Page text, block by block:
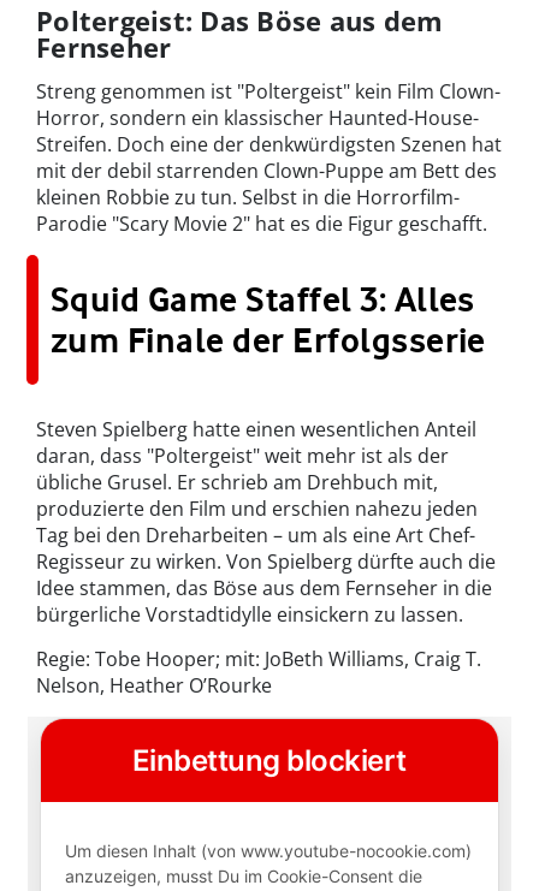
Poltergeist: Das Böse aus dem
Fernseher
Streng genommen ist "Poltergeist" kein Film Clown-
Horror, sondern ein klassischer Haunted-House-
Streifen. Doch eine der denkwürdigsten Szenen hat
mit der debil starrenden Clown-Puppe am Bett des
kleinen Robbie zu tun. Selbst in die Horrorfilm-
Parodie "Scary Movie 2" hat es die Figur geschafft.
Squid Game Staffel 3: Alles
zum Finale der Erfolgsserie
Steven Spielberg hatte einen wesentlichen Anteil
daran, dass "Poltergeist" weit mehr ist als der
übliche Grusel. Er schrieb am Drehbuch mit,
produzierte den Film und erschien nahezu jeden
Tag bei den Dreharbeiten – um als eine Art Chef-
Regisseur zu wirken. Von Spielberg dürfte auch die
Idee stammen, das Böse aus dem Fernseher in die
bürgerliche Vorstadtidylle einsickern zu lassen.
Regie: Tobe Hooper; mit: JoBeth Williams, Craig T.
Nelson, Heather O’Rourke